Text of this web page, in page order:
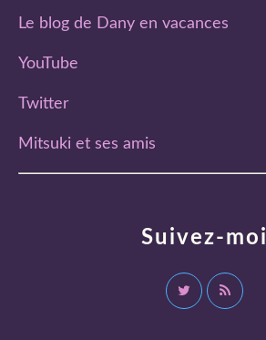
Suivez-moi
Le blog de Dany en vacances
YouTube
Twitter
Mitsuki et ses amis